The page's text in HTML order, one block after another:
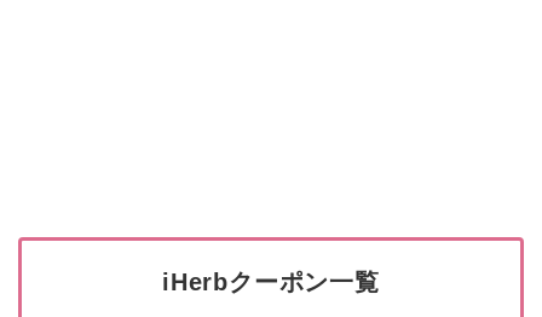
iHerbクーポン一覧